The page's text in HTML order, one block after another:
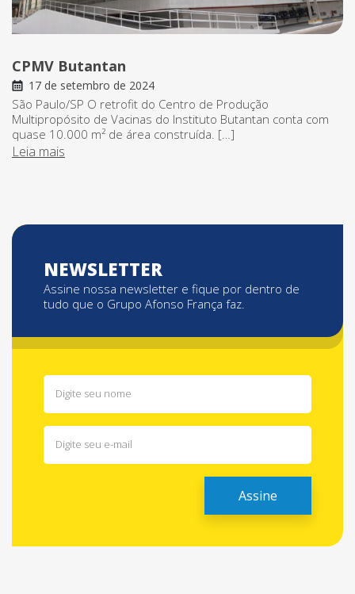
CPMV Butantan
17 de setembro de 2024
São Paulo/SP O retrofit do Centro de Produção
Multipropósito de Vacinas do Instituto Butantan conta com
quase 10.000 m² de área construída. […]
Leia mais
NEWSLETTER
Assine nossa newsletter e fique por dentro de
tudo que o Grupo Afonso França faz.